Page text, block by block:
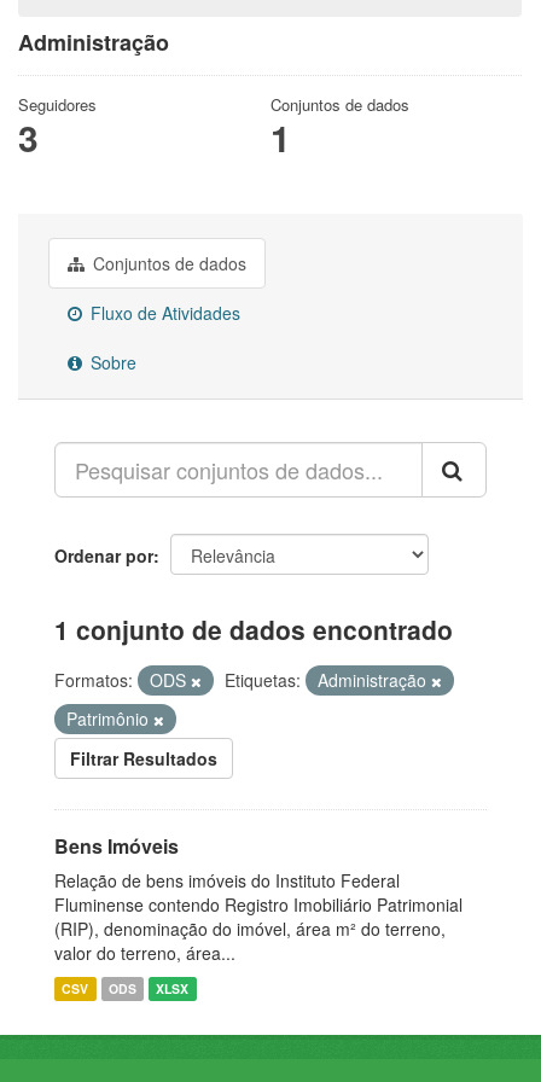
Administração
Seguidores
3
Conjuntos de dados
1
Conjuntos de dados
Fluxo de Atividades
Sobre
Ordenar por
1 conjunto de dados encontrado
Formatos: ODS Etiquetas:
Administração
Patrimônio
Filtrar Resultados
Bens Imóveis
Relação de bens imóveis do Instituto Federal
Fluminense contendo Registro Imobiliário Patrimonial
(RIP), denominação do imóvel, área m² do terreno,
valor do terreno, área...
CSV ODS XLSX